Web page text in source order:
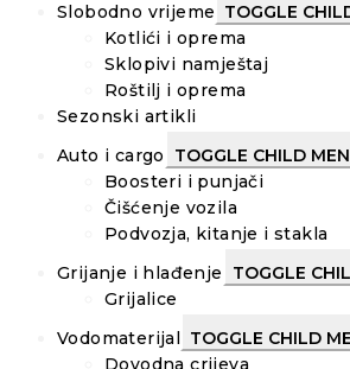
Slobodno vrijeme TOGGLE
Kotlići i oprema
Sklopivi namještaj
Roštilj i oprema
Sezonski artikli
Auto i cargo
TOGGLE CHILD
Boosteri i punjači
Čišćenje vozila
Podvozja, kitanje i stakla
Grijanje i hlađenje
TOGGLE
Grijalice
Vodomaterijal
TOGGLE CHILD
Dovodna crijeva